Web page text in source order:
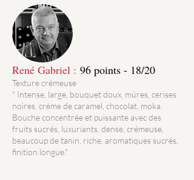
René Gabriel : 96 points - 18/20
Texture crémeuse
" Intense, large, bouquet doux, mûres, cerises
noires, crème de caramel, chocolat, moka.
Bouche concentrée et puissante avec des
fruits sucrés, luxuriants, dense, crémeuse,
beaucoup de tanin, riche, aromatiques sucrés,
finition longue."